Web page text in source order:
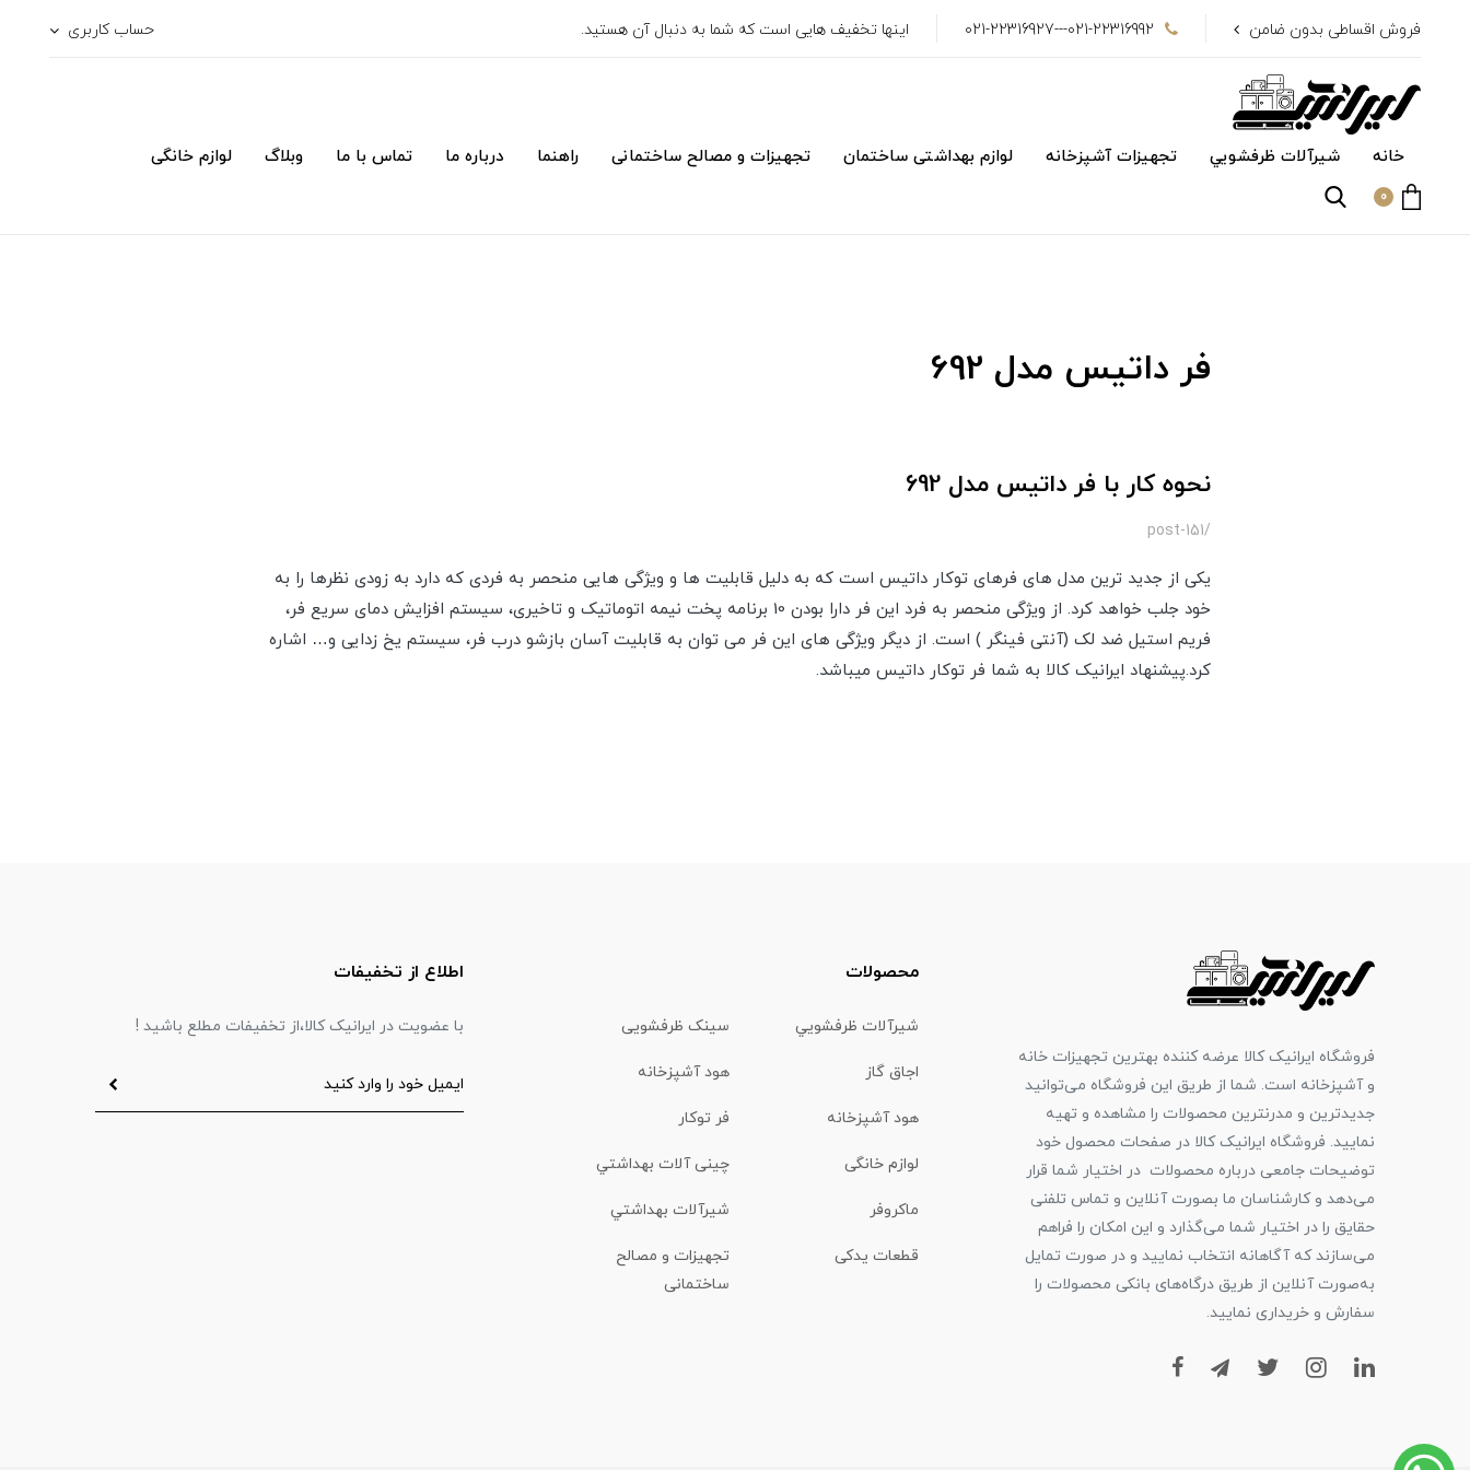
فروش اقساطی بدون ضامن 021-22316992---021-22316927 اینها تخفیف هایی است که شما به دنبال آن هستید. حساب کاربری
خانه شیرآلات ظرفشويي تجهیزات آشپزخانه لوازم بهداشتی ساختمان تجهیزات و مصالح ساختمانی راهنما درباره ما تماس با ما وبلاگ لوازم خانگی
0
فر داتیس مدل 692
نحوه کار با فر داتیس مدل 692
/post-151
یکی از جدید ترین مدل های فرهای توکار داتیس است که به دلیل قابلیت ها و ویژگی هایی منحصر به فردی که دارد به زودی نظرها را به
خود جلب خواهد کرد. از ویژگی منحصر به فرد این فر دارا بودن 10 برنامه پخت نیمه اتوماتیک و تاخیری، سیستم افزایش دمای سریع فر،
فریم استیل ضد لک (آنتی فینگر ) است. از دیگر ویژگی های این فر می توان به قابلیت آسان بازشو درب فر، سیستم یخ زدایی و… اشاره
کرد.پیشنهاد ایرانیک کالا به شما فر توکار داتیس میباشد.
فروشگاه ایرانیک کالا عرضه کننده بهترین تجهیزات خانه
و آشپزخانه است. شما از طریق این فروشگاه می‌توانید
جدیدترین و مدرنترین محصولات را مشاهده و تهیه
نمایید. فروشگاه ایرانیک کالا در صفحات محصول خود
توضیحات جامعی درباره محصولات در اختیار شما قرار
می‌دهد و کارشناسان ما بصورت آنلاین و تماس تلفنی
حقایق را در اختیار شما می‌گذارد و این امکان را فراهم
می‌سازند که آگاهانه انتخاب نمایید و در صورت تمایل
به‌صورت آنلاین از طریق درگاه‌های بانکی محصولات را
سفارش و خریداری نمایید.
محصولات
شیرآلات ظرفشويي سینک ظرفشویی
اجاق گاز هود آشپزخانه
هود آشپزخانه فر توکار
لوازم خانگی چینی آلات بهداشتي
ماكروفر شیرآلات بهداشتي
قطعات یدکی
تجهیزات و مصالح
ساختمانی
اطلاع از تخفیفات
با عضویت در ایرانیک کالا،از تخفیفات مطلع باشید !